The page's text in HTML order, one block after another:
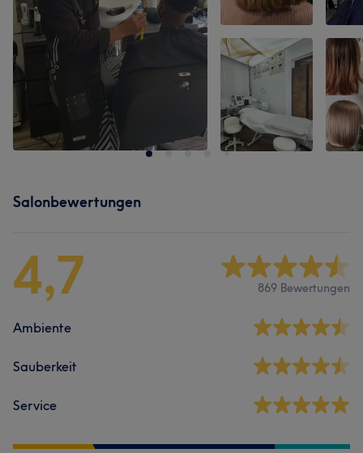
Salonbewertungen
4,7 869 Bewertungen
Ambiente
Sauberkeit
Service